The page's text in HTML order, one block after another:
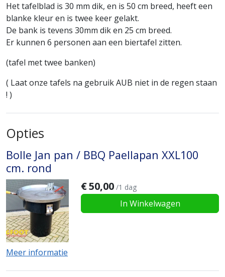
Het tafelblad is 30 mm dik, en is 50 cm breed, heeft een
blanke kleur en is twee keer gelakt.
De bank is tevens 30mm dik en 25 cm breed.
Er kunnen 6 personen aan een biertafel zitten.
(tafel met twee banken)
( Laat onze tafels na gebruik AUB niet in de regen staan
! )
Opties
Bolle Jan pan / BBQ Paellapan XXL100
cm. rond
€50,00 /1 dag
In Winkelwagen
Meer informatie